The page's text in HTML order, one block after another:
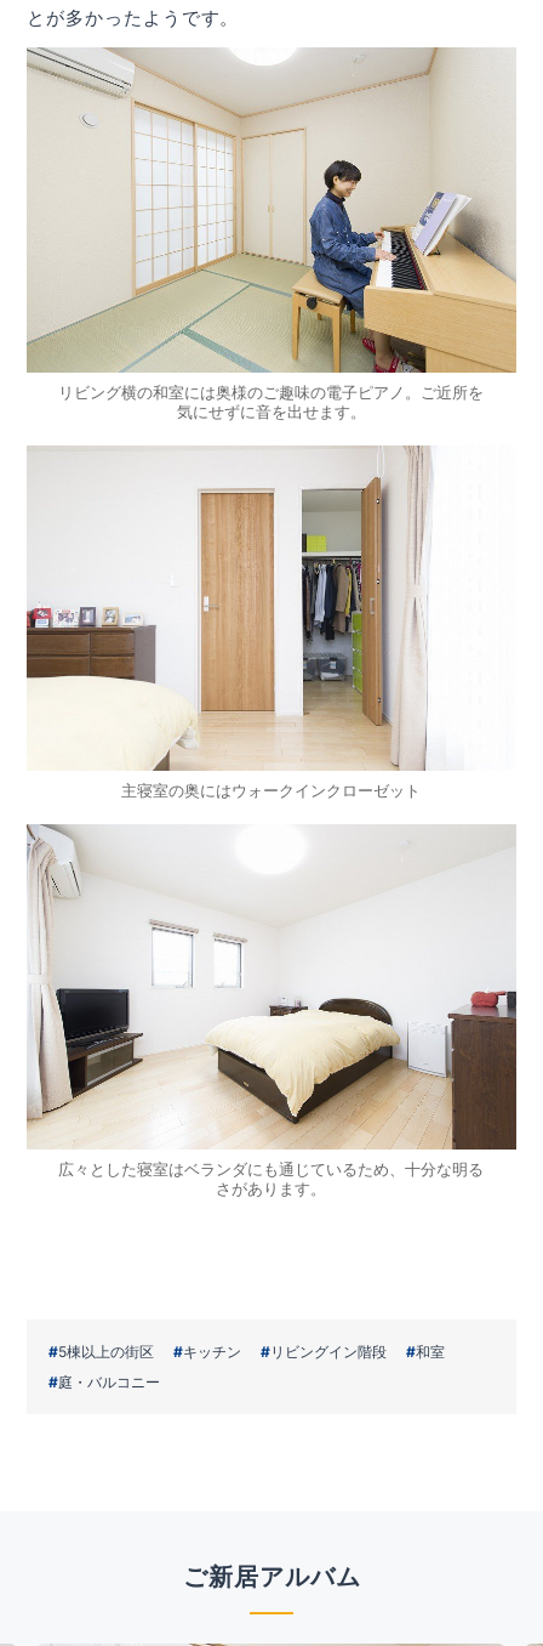
とが多かったようです。
リビング横の和室には奥様のご趣味の電子ピアノ。ご近所を
気にせずに音を出せます。
主寝室の奥にはウォークインクローゼット
広々とした寝室はベランダにも通じているため、十分な明る
さがあります。
5棟以上の街区 キッチン リビングイン階段
和室
庭・バルコニー
ご新居アルバム